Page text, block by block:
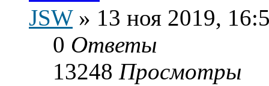
JSW» 13 ноя 2019,
0 Ответы
13248 Просмотры